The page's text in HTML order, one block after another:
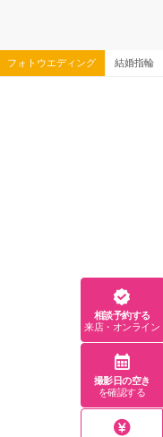
フォトウエディング 結婚指輪
相談予約する
来店・オンライン
撮影日の空き
を確認する